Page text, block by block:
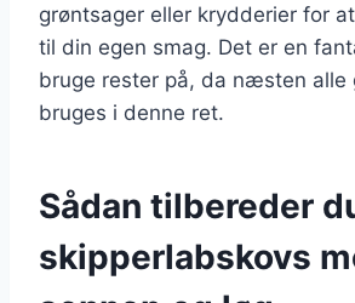
grøntsager eller krydderier for
til din egen smag. Det er en
bruge rester på, da næsten alle
bruges i denne ret.
Sådan tilbereder
skipperlabskovs